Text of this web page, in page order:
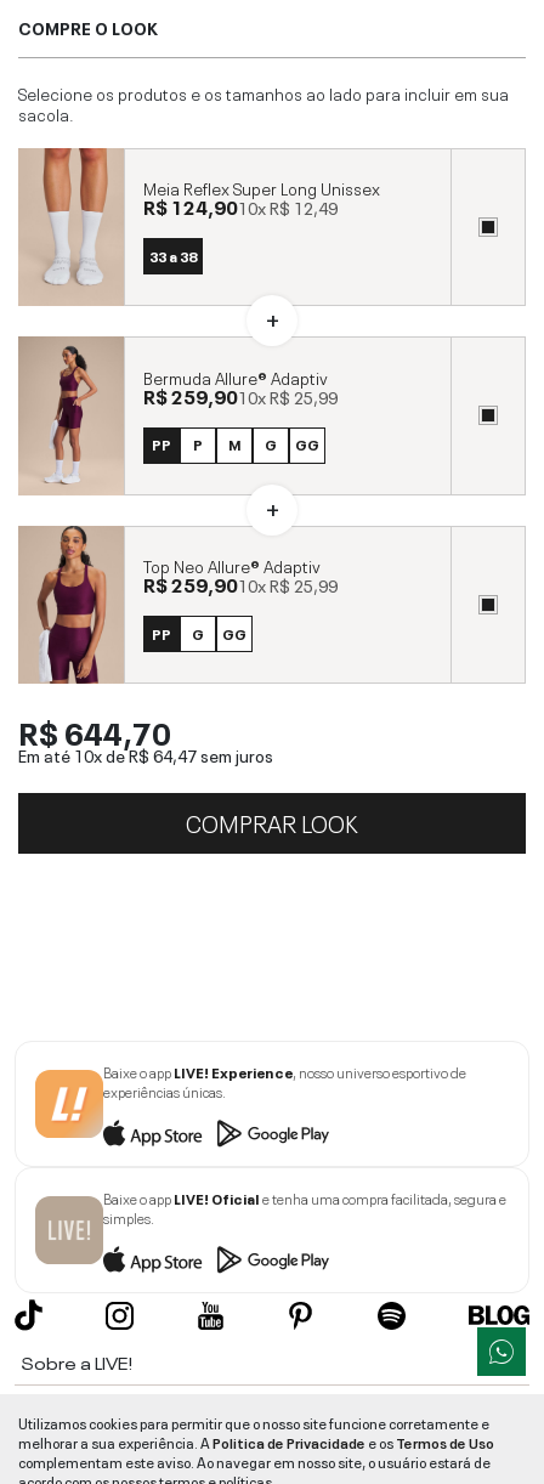
COMPRE O LOOK
Selecione os produtos e os tamanhos ao lado para incluir em sua
sacola.
Meia Reflex Super Long Unissex
R$ 124,9010xR$ 12,49
33 a 38
Bermuda Allure® Adaptiv
R$ 259,9010xR$ 25,99
PP P M G GG
Top Neo Allure® Adaptiv
R$ 259,9010xR$ 25,99
PP G GG
R$ 644,70
Em até 10x deR$ 64,47sem juros
COMPRAR LOOK
Baixe o appLIVE! Experience, nosso universo esportivo de
experiências únicas.
Baixe o appLIVE! Oficiale tenha uma compra facilitada, segura e
simples.
Sobre a LIVE!
Informações
Utilizamos cookies para permitir que o nosso site funcione corretamente e
melhorar a sua experiência. APolitica de Privacidade e osTermos de Uso
complementam este aviso. Ao navegar em nosso site, o usuário estará de